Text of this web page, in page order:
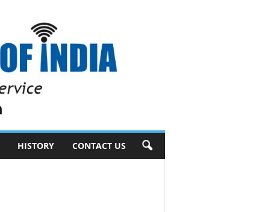
HISTORY CONTACT US